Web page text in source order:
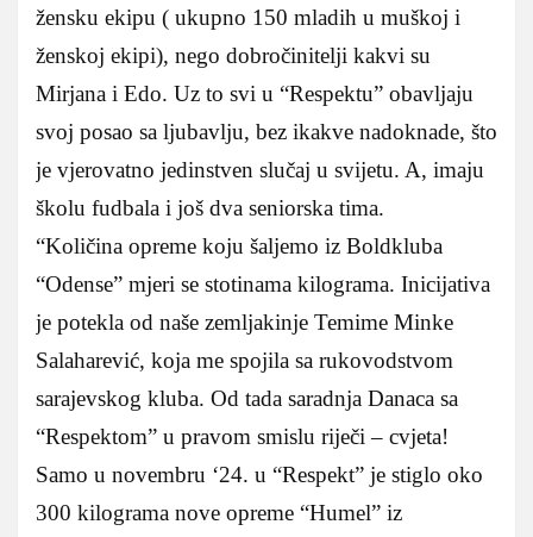
žensku ekipu ( ukupno 150 mladih u muškoj i
ženskoj ekipi), nego dobročinitelji kakvi su
Mirjana i Edo. Uz to svi u “Respektu” obavljaju
svoj posao sa ljubavlju, bez ikakve nadoknade, što
je vjerovatno jedinstven slučaj u svijetu. A, imaju
školu fudbala i još dva seniorska tima.
“Količina opreme koju šaljemo iz Boldkluba
“Odense” mjeri se stotinama kilograma. Inicijativa
je potekla od naše zemljakinje Temime Minke
Salaharević, koja me spojila sa rukovodstvom
sarajevskog kluba. Od tada saradnja Danaca sa
“Respektom” u pravom smislu riječi – cvjeta!
Samo u novembru ‘24. u “Respekt” je stiglo oko
300 kilograma nove opreme “Humel” iz